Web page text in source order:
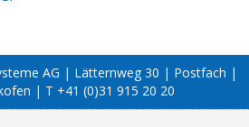
AG | Lätternweg 30 | Postfach |
| T +41 (0)31 915 20 20